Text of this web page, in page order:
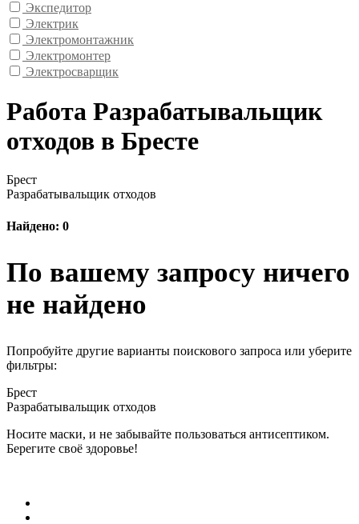
Экспедитор
Электрик
Электромонтажник
Электромонтер
Электросварщик
Работа Разрабатывальщик
отходов в Бресте
Брест
Разрабатывальщик отходов
Найдено: 0
По вашему запросу ничего
не найдено
Попробуйте другие варианты поискового запроса или уберите
фильтры:
Брест
Разрабатывальщик отходов
Носите маски, и не забывайте пользоваться антисептиком.
Берегите своё здоровье!